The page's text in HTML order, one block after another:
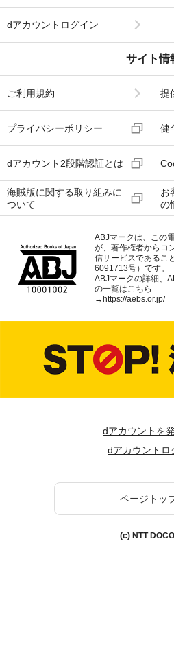
dアカウントログイン
サイト情
ご利用規約 提
プライバシーポリシー 健
dアカウント2段階認証とは
海賊版に関する取り組みに
ついて
お
の
ABJマークは、この
が、著作権者からコ
信サービスであるこ
6091713号）です。
ABJマークの詳細、
の一覧はこちら
→ https://aebs.or.jp/
dアカウントを
dアカウントロ
ページトッ
(c) NTT